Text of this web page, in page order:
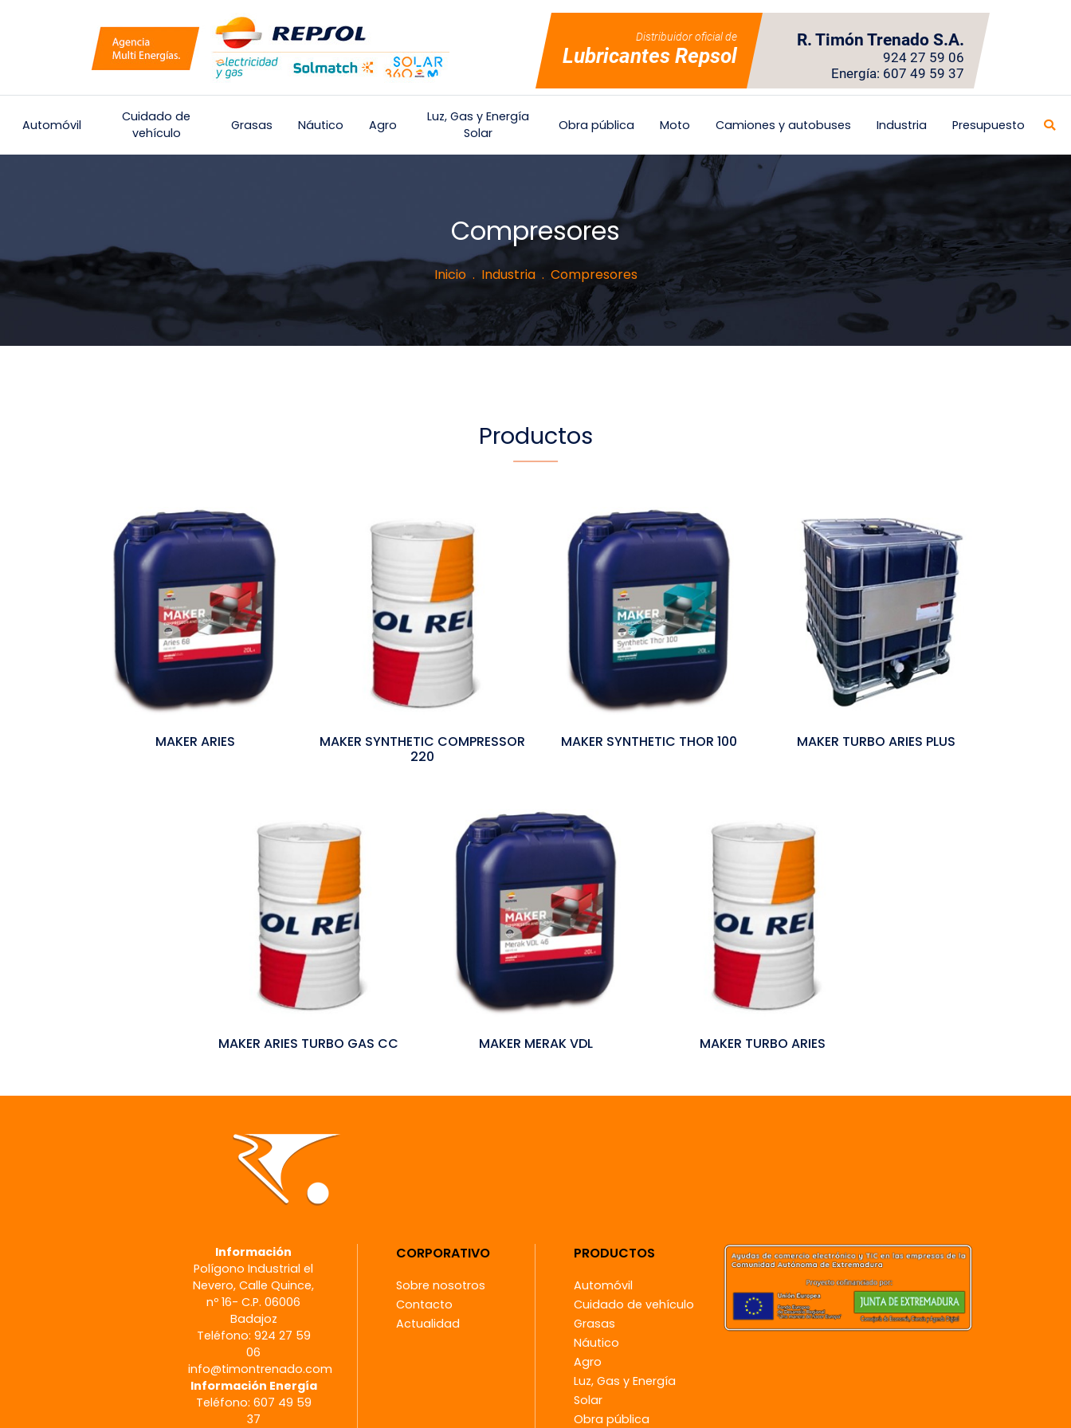
Distribuidor oficial de
Lubricantes Repsol
R. Timón Trenado S.A.
924 27 59 06
Energía: 607 49 59 37
Automóvil
Cuidado de
vehículo
Grasas Náutico Agro
Luz, Gas y Energía
Solar
Obra pública Moto Camiones y autobuses Industria Presupuesto
Compresores
Inicio Industria Compresores
Productos
MAKER ARIES
MAKER SYNTHETIC COMPRESSOR
220
MAKER SYNTHETIC THOR 100 MAKER TURBO ARIES PLUS
MAKER ARIES TURBO GAS CC MAKER MERAK VDL MAKER TURBO ARIES
Información
Polígono Industrial el
Nevero, Calle Quince,
nº 16- C.P. 06006
Badajoz
Teléfono: 924 27 59
06
info@timontrenado.com
Información Energía
Teléfono: 607 49 59
37
CORPORATIVO
Sobre nosotros
Contacto
Actualidad
PRODUCTOS
Automóvil
Cuidado de vehículo
Grasas
Náutico
Agro
Luz, Gas y Energía
Solar
Obra pública